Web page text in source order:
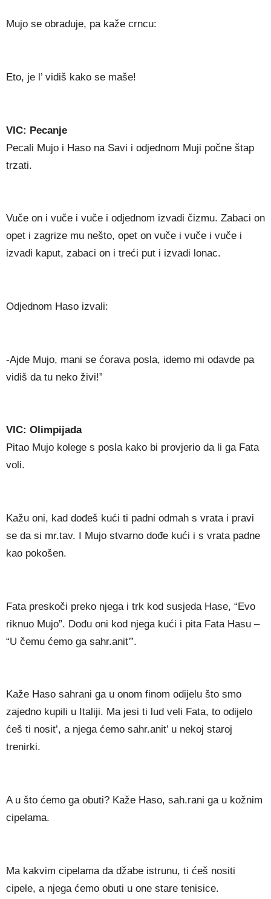
Mujo se obraduje, pa kaže crncu:
Eto, je l’ vidiš kako se maše!
VIC: Pecanje
Pecali Mujo i Haso na Savi i odjednom Muji počne štap
trzati.
Vuče on i vuče i vuče i odjednom izvadi čizmu. Zabaci on
opet i zagrize mu nešto, opet on vuče i vuče i vuče i
izvadi kaput, zabaci on i treći put i izvadi lonac.
Odjednom Haso izvali:
-Ajde Mujo, mani se ćorava posla, idemo mi odavde pa
vidiš da tu neko živi!”
VIC: Olimpijada
Pitao Mujo kolege s posla kako bi provjerio da li ga Fata
voli.
Kažu oni, kad dođeš kući ti padni odmah s vrata i pravi
se da si mr.tav. I Mujo stvarno dođe kući i s vrata padne
kao pokošen.
Fata preskoči preko njega i trk kod susjeda Hase, “Evo
riknuo Mujo”. Dođu oni kod njega kući i pita Fata Hasu –
“U čemu ćemo ga sahr.anit'”.
Kaže Haso sahrani ga u onom finom odijelu što smo
zajedno kupili u Italiji. Ma jesi ti lud veli Fata, to odijelo
ćeš ti nosit’, a njega ćemo sahr.anit’ u nekoj staroj
trenirki.
A u što ćemo ga obuti? Kaže Haso, sah.rani ga u kožnim
cipelama.
Ma kakvim cipelama da džabe istrunu, ti ćeš nositi
cipele, a njega ćemo obuti u one stare tenisice.